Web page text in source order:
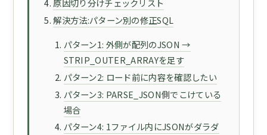
原因切り分けチェックリスト
解決方法:パターン別の修正SQL
パターン1: 外側が配列のJSON →
STRIP_OUTER_ARRAYを足す
パターン2: ロード前に内容を確認したい
パターン3: PARSE_JSON側でこけている
場合
パターン4: 1ファイル内にJSONがダラダ